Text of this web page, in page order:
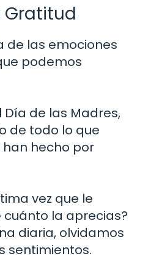
Gratitud
de las emociones
podemos
Día de las Madres,
de todo lo que
hecho por
vez que le
la aprecias?
diaria, olvidamos
sentimientos.